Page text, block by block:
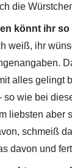
die
könnt ihr
weiß, ihr
alles gelingt
so wie bei
liebsten aber
schmeiß
davon und